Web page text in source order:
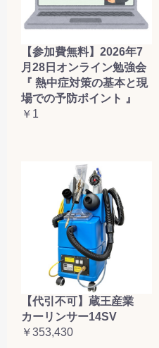
【参加費無料】2026年7
月28日オンライン勉強会
『 熱中症対策の基本と現
場での予防ポイント 』
￥1
【代引不可】蔵王産業
カーリンサー14SV
￥353,430